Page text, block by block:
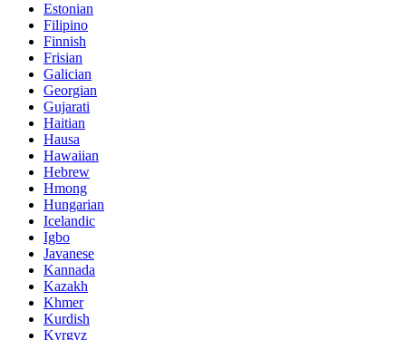
Estonian
Filipino
Finnish
Frisian
Galician
Georgian
Gujarati
Haitian
Hausa
Hawaiian
Hebrew
Hmong
Hungarian
Icelandic
Igbo
Javanese
Kannada
Kazakh
Khmer
Kurdish
Kyrgyz